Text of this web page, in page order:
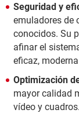
Seguridad y
emuladores de
conocidos. Su
afinar el
eficaz,
Optimización
mayor calidad
vídeo y cuadros.